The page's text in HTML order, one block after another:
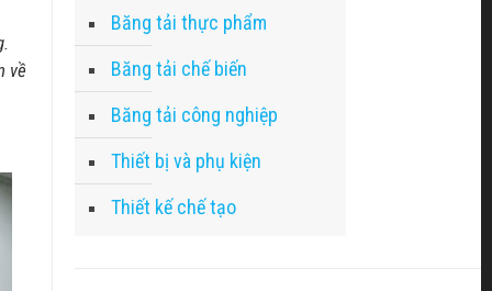
về
Băng tải thực phẩm
Băng tải chế biến
Băng tải công nghiệp
Thiết bị và phụ kiện
Thiết kế chế tạo